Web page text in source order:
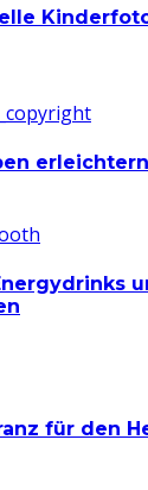
erleichtern
für den